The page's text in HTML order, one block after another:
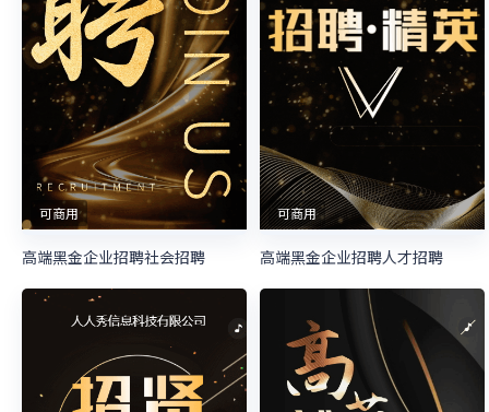
可商用
高端黑金企业招聘社会招聘
可商用
高端黑金企业招聘人才招聘